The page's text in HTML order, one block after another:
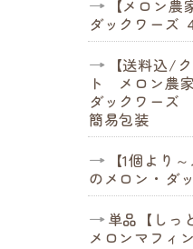
【メロン農
ダックワーズ
【送料込/
ト メロン農
ダックワーズ
簡易包装
【1個より
のメロン・ダ
単品【しっ
メロンマフィン